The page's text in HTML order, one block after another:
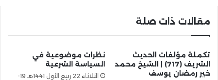
مقالات ذات صلة
تكملة مؤلفات الحديث
الشريف (717) | الشيخ محمد
خير رمضان يوسف
نظرات موضوعية في
السياسة الشرعية
الثلاثاء 22 ربيع الأول 1441هـ 19-